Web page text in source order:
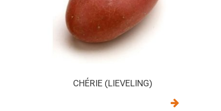
CHÉRIE (LIEVELING)